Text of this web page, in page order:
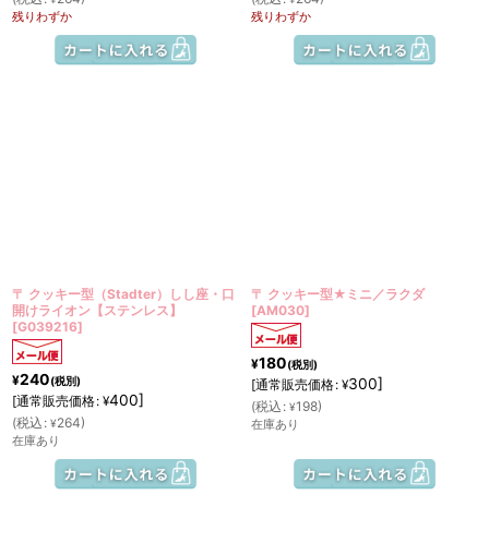
残りわずか 残りわずか
〒 クッキー型（Stadter）しし座・口
開けライオン【ステンレス】
[G039216]
¥240(税別)
[通常販売価格: ¥400]
(税込 : ¥264)
在庫あり
〒 クッキー型★ミニ／ラクダ
[AM030]
¥180(税別)
[通常販売価格: ¥300]
(税込 : ¥198)
在庫あり